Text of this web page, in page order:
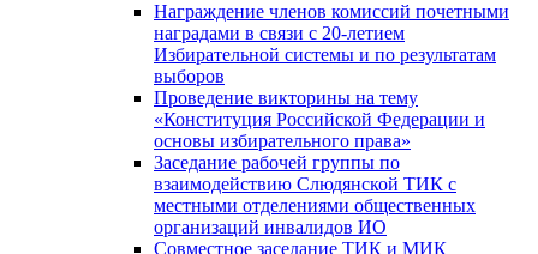
Награждение членов комиссий почетными
наградами в связи с 20-летием
Избирательной системы и по результатам
выборов
Проведение викторины на тему
«Конституция Российской Федерации и
основы избирательного права»
Заседание рабочей группы по
взаимодействию Слюдянской ТИК с
местными отделениями общественных
организаций инвалидов ИО
Совместное заседание ТИК и МИК